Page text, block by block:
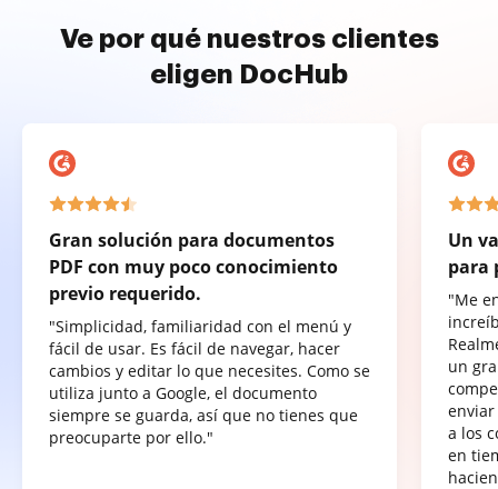
Ve por qué nuestros clientes
eligen DocHub
Gran solución para documentos
PDF con muy poco conocimiento
previo requerido.
"Simplicidad, familiaridad con el menú y
fácil de usar. Es fácil de navegar, hacer
cambios y editar lo que necesites. Como se
utiliza junto a Google, el documento
siempre se guarda, así que no tienes que
preocuparte por ello."
Un
para
"Me
un
a los
en